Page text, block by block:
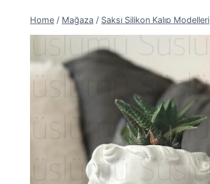
Home / Mağaza / Saksı Silikon Kalıp Modelleri